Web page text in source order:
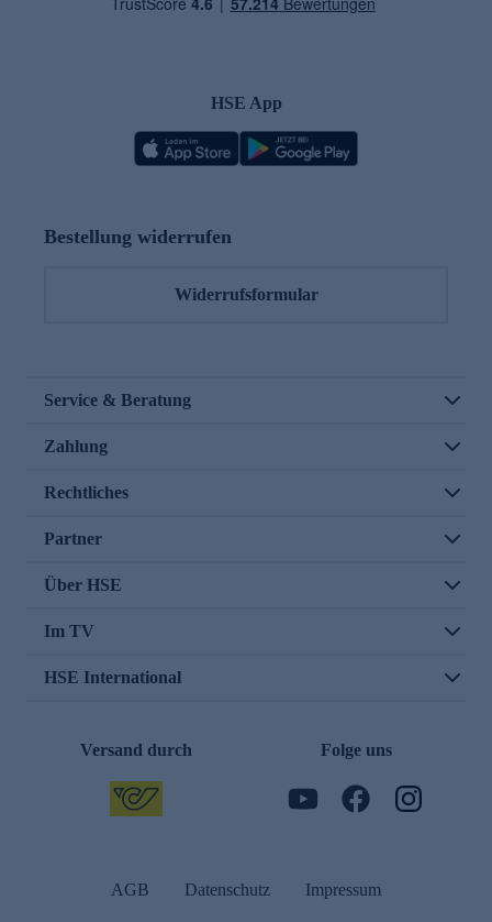
HSE App
Bestellung widerrufen
Widerrufsformular
Service & Beratung
Zahlung
Rechtliches
Partner
Über HSE
Im TV
HSE International
Versand durch Folge uns
AGB Datenschutz Impressum